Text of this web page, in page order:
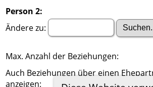
Person 2:
Ändere zu:
Max. Anzahl der Beziehungen:
Auch Beziehungen über einen
anzeigen: